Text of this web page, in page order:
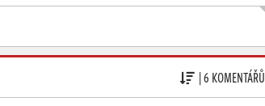
| 6 KOMENTÁŘŮ